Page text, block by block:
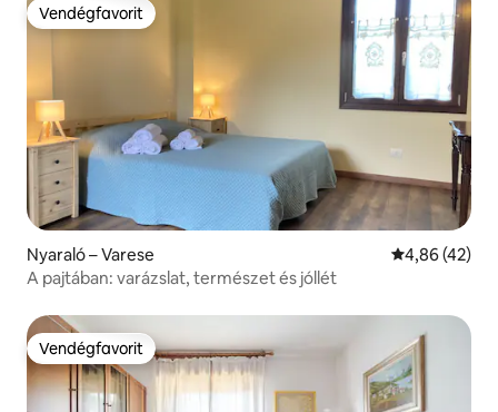
Vendégfavorit
Vendégfavorit
Nyaraló – Varese Átlagos
4,86 (42)
A pajtában: varázslat, természet és jóllét
Vendégfavorit
Vendégfavorit